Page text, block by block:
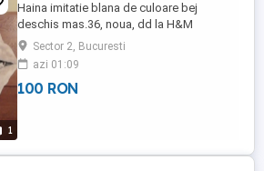
1
Haina imitatie blana de culoare bej
deschis mas.36, noua, dd la H&M
Sector 2, Bucuresti
azi 01:09
100 RON